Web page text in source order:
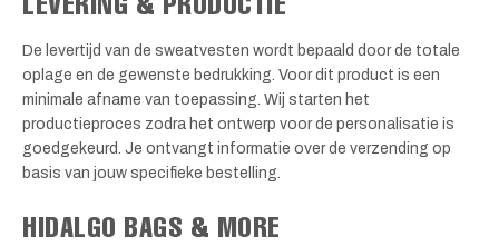
De levertijd van de sweatvesten wordt bepaald door de totale
oplage en de gewenste bedrukking. Voor dit product is een
minimale afname van toepassing. Wij starten het
productieproces zodra het ontwerp voor de personalisatie is
goedgekeurd. Je ontvangt informatie over de verzending op
basis van jouw specifieke bestelling.
HIDALGO BAGS & MORE